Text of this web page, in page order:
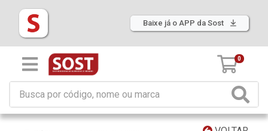
Baixe já o APP da Sost
0